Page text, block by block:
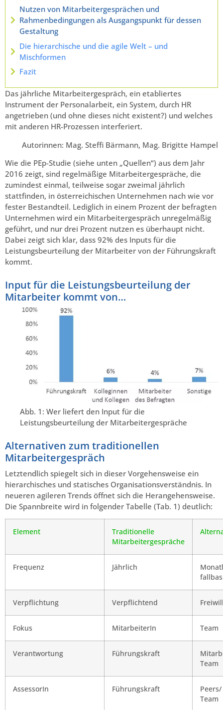
Nutzen von Mitarbeitergesprächen und
Rahmenbedingungen als Ausgangspunkt für dessen
Gestaltung
Die hierarchische und die agile Welt – und
Mischformen
Fazit
Das jährliche Mitarbeitergespräch, ein etabliertes
Instrument der Personalarbeit, ein System, durch HR
angetrieben (und ohne dieses nicht existent?) und welches
mit anderen HR-Prozessen interferiert.
Autorinnen: Mag. Steffi Bärmann, Mag. Brigitte Hampel
Wie die PEp-Studie (siehe unten „Quellen“) aus dem Jahr
2016 zeigt, sind regelmäßige Mitarbeitergespräche, die
zumindest einmal, teilweise sogar zweimal jährlich
stattfinden, in österreichischen Unternehmen nach wie vor
fester Bestandteil. Lediglich in einem Prozent der befragten
Unternehmen wird ein Mitarbeitergespräch unregelmäßig
geführt, und nur drei Prozent nutzen es überhaupt nicht.
Dabei zeigt sich klar, dass 92% des Inputs für die
Leistungsbeurteilung der Mitarbeiter von der Führungskraft
kommt.
Input für die Leistungsbeurteilung der
Mitarbeiter kommt von…
Abb. 1: Wer liefert den Input für die
Leistungsbeurteilung der Mitarbeitergespräche
Alternativen zum traditionellen
Mitarbeitergespräch
Letztendlich spiegelt sich in dieser Vorgehensweise ein
hierarchisches und statisches Organisationsverständnis. In
neueren agileren Trends öffnet sich die Herangehensweise.
Die Spannbreite wird in folgender Tabelle (Tab. 1) deutlich:
Element
Traditionelle
Mitarbeitergespräche
Frequenz Jährlich
Verpflichtung Verpflichtend
Fokus MitarbeiterIn Team
Verantwortung Führungskraft
Team
AssessorIn Führungskraft
Team